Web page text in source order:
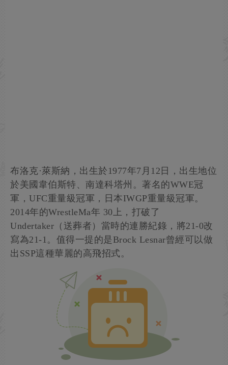
布洛克·萊斯納，出生於1977年7月12日，出生地位
於美國韋伯斯特、南達科塔州。著名的WWE冠
軍，UFC重量級冠軍，日本IWGP重量級冠軍。
2014年的WrestleMa年 30上，打破了
Undertaker（送葬者）當時的連勝紀錄，將21-0改
寫為21-1。值得一提的是Brock Lesnar曾經可以做
出SSP這種華麗的高飛招式。